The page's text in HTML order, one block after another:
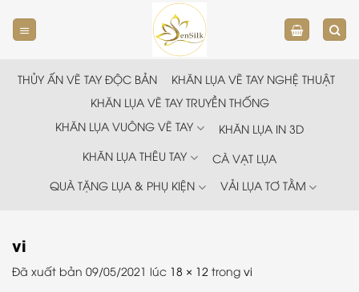
đến
nội
THỦY ẤN VẼ TAY ĐỘC BẢN
KHĂN LỤA VẼ TAY NGHỆ THUẬT
KHĂN LỤA VẼ TAY TRUYỀN THỐNG
KHĂN LỤA VUÔNG VẼ TAY
KHĂN LỤA IN 3D
KHĂN LỤA THÊU TAY
CÀ VẠT LỤA
QUÀ TẶNG LỤA & PHỤ KIỆN
VẢI LỤA TƠ TẰM
vi
Đã xuất bản 09/05/2021 lúc 18 × 12 trong vi